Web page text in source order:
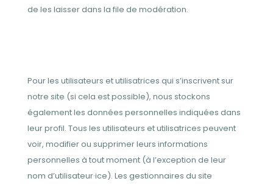
de les laisser dans la file de modération.
Pour les utilisateurs et utilisatrices qui s’inscrivent sur
notre site (si cela est possible), nous stockons
également les données personnelles indiquées dans
leur profil. Tous les utilisateurs et utilisatrices peuvent
voir, modifier ou supprimer leurs informations
personnelles à tout moment (à l’exception de leur
nom d’utilisateur·ice). Les gestionnaires du site